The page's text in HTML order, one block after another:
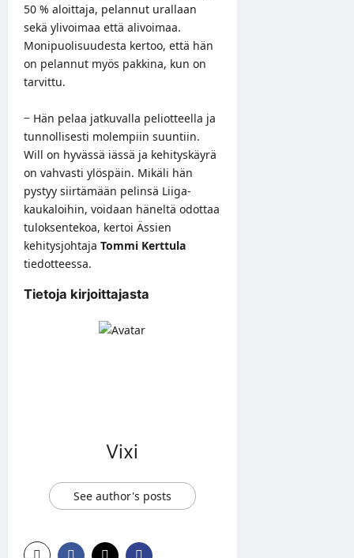
50 % aloittaja, pelannut urallaan
sekä ylivoimaa että alivoimaa.
Monipuolisuudesta kertoo, että hän
on pelannut myös pakkina, kun on
tarvittu.
− Hän pelaa jatkuvalla peliotteella ja
tunnollisesti molempiin suuntiin.
Will on hyvässä iässä ja kehityskäyrä
on vahvasti ylöspäin. Mikäli hän
pystyy siirtämään pelinsä Liiga-
kaukaloihin, voidaan häneltä odottaa
tuloksentekoa, kertoi Ässien
kehitysjohtaja Tommi Kerttula
tiedotteessa.
Tietoja kirjoittajasta
Vixi
See author's posts